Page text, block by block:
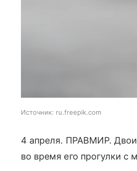
Источник: ru.freepik.com
4 апреля. ПРАВМИР.
во время его прогулки